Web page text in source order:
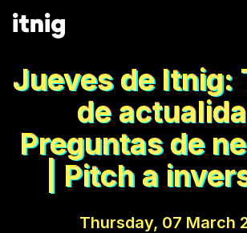
Jueves de Itnig:
de
Preguntas de
| Pitch a
Thursday, 07 March